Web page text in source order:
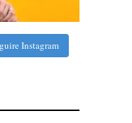
Instagram